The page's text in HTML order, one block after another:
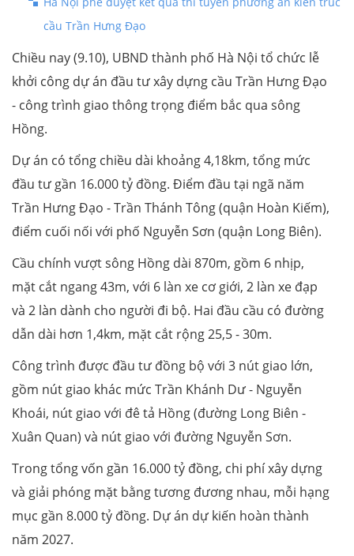
cầu Trần Hưng Đạo
Chiều nay (9.10), UBND thành phố Hà Nội tổ chức lễ
khởi công dự án đầu tư xây dựng cầu Trần Hưng Đạo
- công trình giao thông trọng điểm bắc qua sông
Hồng.
Dự án có tổng chiều dài khoảng 4,18km, tổng mức
đầu tư gần 16.000 tỷ đồng. Điểm đầu tại ngã năm
Trần Hưng Đạo - Trần Thánh Tông (quận Hoàn Kiếm),
điểm cuối nối với phố Nguyễn Sơn (quận Long Biên).
Cầu chính vượt sông Hồng dài 870m, gồm 6 nhịp,
mặt cắt ngang 43m, với 6 làn xe cơ giới, 2 làn xe đạp
và 2 làn dành cho người đi bộ. Hai đầu cầu có đường
dẫn dài hơn 1,4km, mặt cắt rộng 25,5 - 30m.
Công trình được đầu tư đồng bộ với 3 nút giao lớn,
gồm nút giao khác mức Trần Khánh Dư - Nguyễn
Khoái, nút giao với đê tả Hồng (đường Long Biên -
Xuân Quan) và nút giao với đường Nguyễn Sơn.
Trong tổng vốn gần 16.000 tỷ đồng, chi phí xây dựng
và giải phóng mặt bằng tương đương nhau, mỗi hạng
mục gần 8.000 tỷ đồng. Dự án dự kiến hoàn thành
năm 2027.